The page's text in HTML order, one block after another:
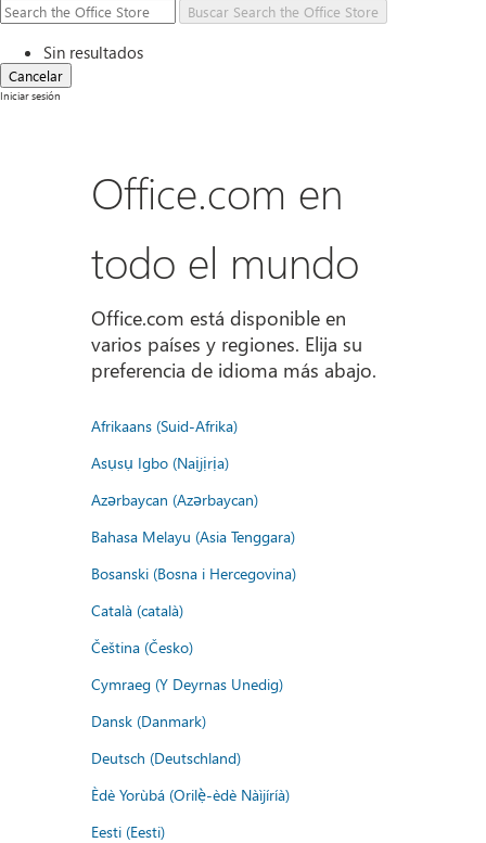
Buscar Search the Office Store
Sin resultados
Cancelar
Iniciar sesión
Office.com en
todo el mundo
Office.com está disponible en
varios países y regiones. Elija su
preferencia de idioma más abajo.
Afrikaans (Suid-Afrika)
Asụsụ Igbo (Naịjịrịa)
Azərbaycan (Azərbaycan)
Bahasa Melayu (Asia Tenggara)
Bosanski (Bosna i Hercegovina)
Català (català)
Čeština (Česko)
Cymraeg (Y Deyrnas Unedig)
Dansk (Danmark)
Deutsch (Deutschland)
Èdè Yorùbá (Orilẹ̀-èdè Nàìjíríà)
Eesti (Eesti)